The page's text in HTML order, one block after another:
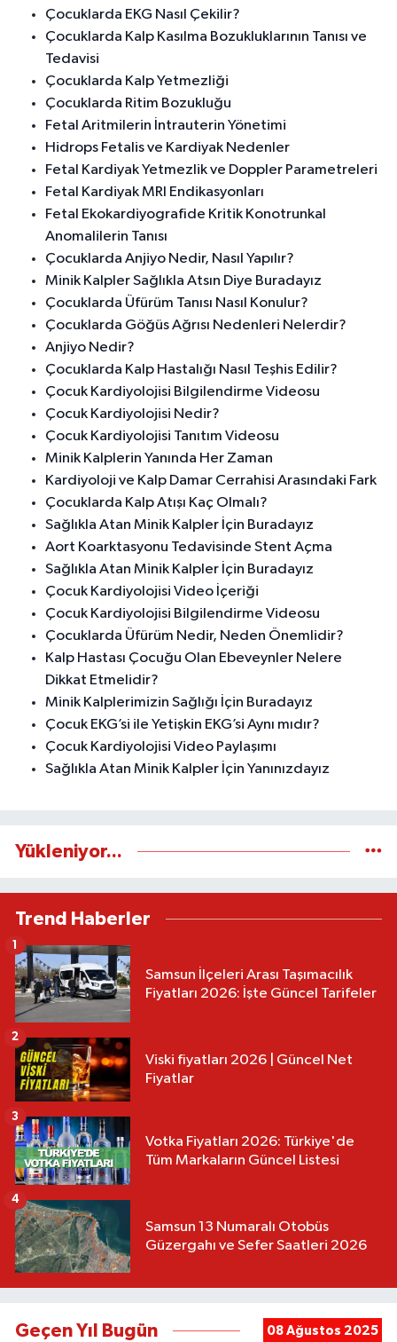
Çocuklarda EKG Nasıl Çekilir?
Çocuklarda Kalp Kasılma Bozukluklarının Tanısı ve
Tedavisi
Çocuklarda Kalp Yetmezliği
Çocuklarda Ritim Bozukluğu
Fetal Aritmilerin İntrauterin Yönetimi
Hidrops Fetalis ve Kardiyak Nedenler
Fetal Kardiyak Yetmezlik ve Doppler Parametreleri
Fetal Kardiyak MRI Endikasyonları
Fetal Ekokardiyografide Kritik Konotrunkal
Anomalilerin Tanısı
Çocuklarda Anjiyo Nedir, Nasıl Yapılır?
Minik Kalpler Sağlıkla Atsın Diye Buradayız
Çocuklarda Üfürüm Tanısı Nasıl Konulur?
Çocuklarda Göğüs Ağrısı Nedenleri Nelerdir?
Anjiyo Nedir?
Çocuklarda Kalp Hastalığı Nasıl Teşhis Edilir?
Çocuk Kardiyolojisi Bilgilendirme Videosu
Çocuk Kardiyolojisi Nedir?
Çocuk Kardiyolojisi Tanıtım Videosu
Minik Kalplerin Yanında Her Zaman
Kardiyoloji ve Kalp Damar Cerrahisi Arasındaki Fark
Çocuklarda Kalp Atışı Kaç Olmalı?
Sağlıkla Atan Minik Kalpler İçin Buradayız
Aort Koarktasyonu Tedavisinde Stent Açma
Sağlıkla Atan Minik Kalpler İçin Buradayız
Çocuk Kardiyolojisi Video İçeriği
Çocuk Kardiyolojisi Bilgilendirme Videosu
Çocuklarda Üfürüm Nedir, Neden Önemlidir?
Kalp Hastası Çocuğu Olan Ebeveynler Nelere
Dikkat Etmelidir?
Minik Kalplerimizin Sağlığı İçin Buradayız
Çocuk EKG’si ile Yetişkin EKG’si Aynı mıdır?
Çocuk Kardiyolojisi Video Paylaşımı
Sağlıkla Atan Minik Kalpler İçin Yanınızdayız
Yükleniyor...
Trend Haberler
Samsun İlçeleri Arası Taşımacılık
Fiyatları 2026: İşte Güncel Tarifeler
1
Viski fiyatları 2026 | Güncel Net
Fiyatlar
2
Votka Fiyatları 2026: Türkiye'de
Tüm Markaların Güncel Listesi
3
Samsun 13 Numaralı Otobüs
Güzergahı ve Sefer Saatleri 2026
4
Geçen Yıl Bugün 08 Ağustos 2025